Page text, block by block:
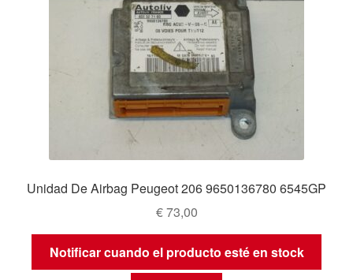
Unidad De Airbag Peugeot 206 9650136780 6545GP
€73,00
Notificar cuando el producto esté en stock